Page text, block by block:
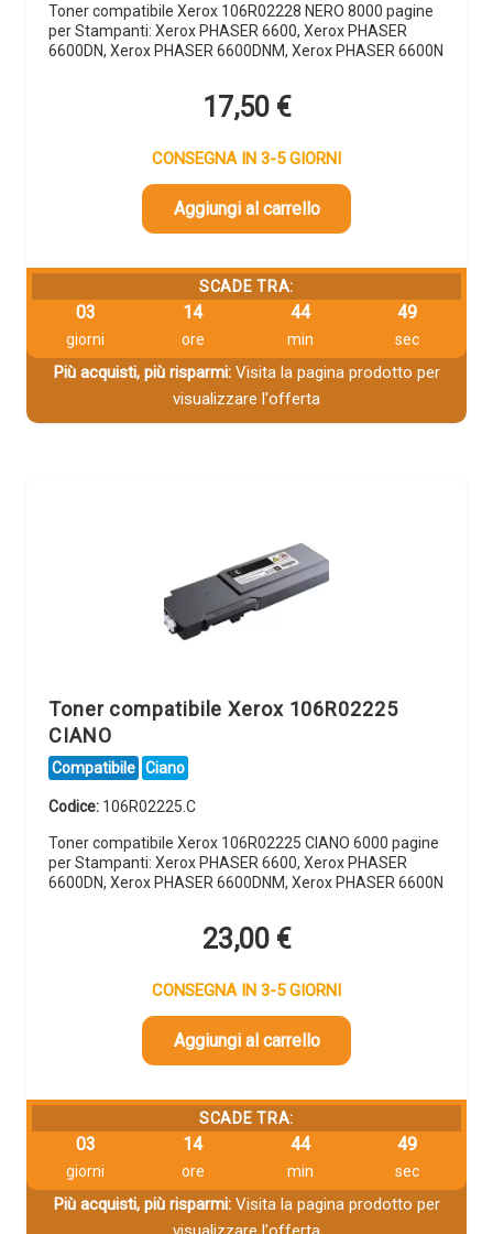
Toner compatibile Xerox 106R02228 NERO 8000 pagine
per Stampanti: Xerox PHASER 6600, Xerox PHASER
6600DN, Xerox PHASER 6600DNM, Xerox PHASER 6600N
17,50 €
CONSEGNA IN 3-5 GIORNI
Aggiungi al carrello
SCADE TRA:
03
giorni
14
ore
44
min
48
sec
Più acquisti, più risparmi:Visita la pagina prodotto per
visualizzare l'offerta
Toner compatibile Xerox 106R02225
CIANO
Compatibile Ciano
Codice: 106R02225.C
Toner compatibile Xerox 106R02225 CIANO 6000 pagine
per Stampanti: Xerox PHASER 6600, Xerox PHASER
6600DN, Xerox PHASER 6600DNM, Xerox PHASER 6600N
23,00 €
CONSEGNA IN 3-5 GIORNI
Aggiungi al carrello
SCADE TRA:
03
giorni
14
ore
44
min
48
sec
Più acquisti, più risparmi:Visita la pagina prodotto per